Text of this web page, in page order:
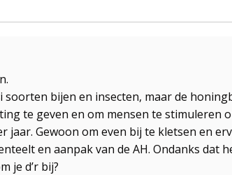
bijen en insecten, maar de
te geven en om mensen te stimuleren
jaar. Gewoon om even bij te kletsen en
en aanpak van de AH. Ondanks dat
je d’r bij?